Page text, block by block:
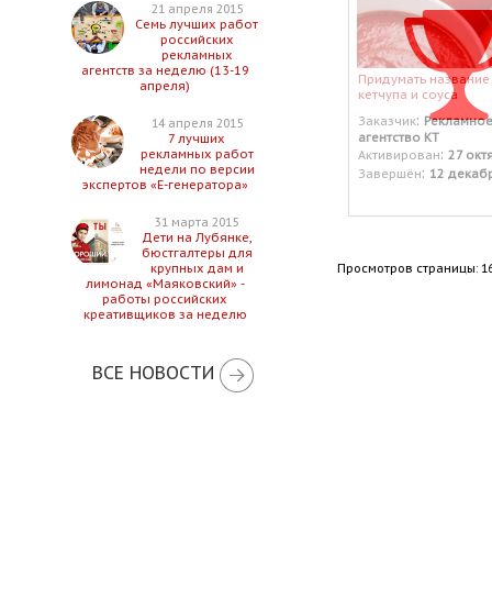
21 апреля 2015
Семь лучших работ
российских
рекламных
агентств за неделю (13-19
апреля)
14 апреля 2015
7 лучших
рекламных работ
недели по версии
экспертов «Е-генератора»
31 марта 2015
Дети на Лубянке,
бюстгалтеры для
крупных дам и
лимонад «Маяковский» -
работы российских
креативщиков за неделю
ВСЕ НОВОСТИ
Придумать
кетчупа и соуса
Заказчик: Рекламное
агентство КТ
Активирован: 27
Завершён: 12
Просмотров страницы: